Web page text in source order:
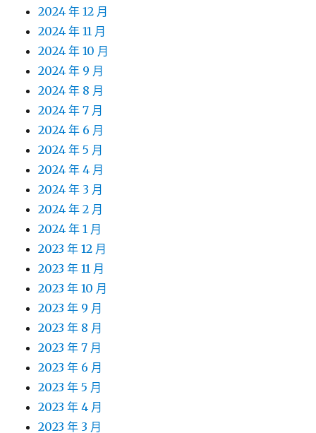
2024 年 12 月
2024 年 11 月
2024 年 10 月
2024 年 9 月
2024 年 8 月
2024 年 7 月
2024 年 6 月
2024 年 5 月
2024 年 4 月
2024 年 3 月
2024 年 2 月
2024 年 1 月
2023 年 12 月
2023 年 11 月
2023 年 10 月
2023 年 9 月
2023 年 8 月
2023 年 7 月
2023 年 6 月
2023 年 5 月
2023 年 4 月
2023 年 3 月